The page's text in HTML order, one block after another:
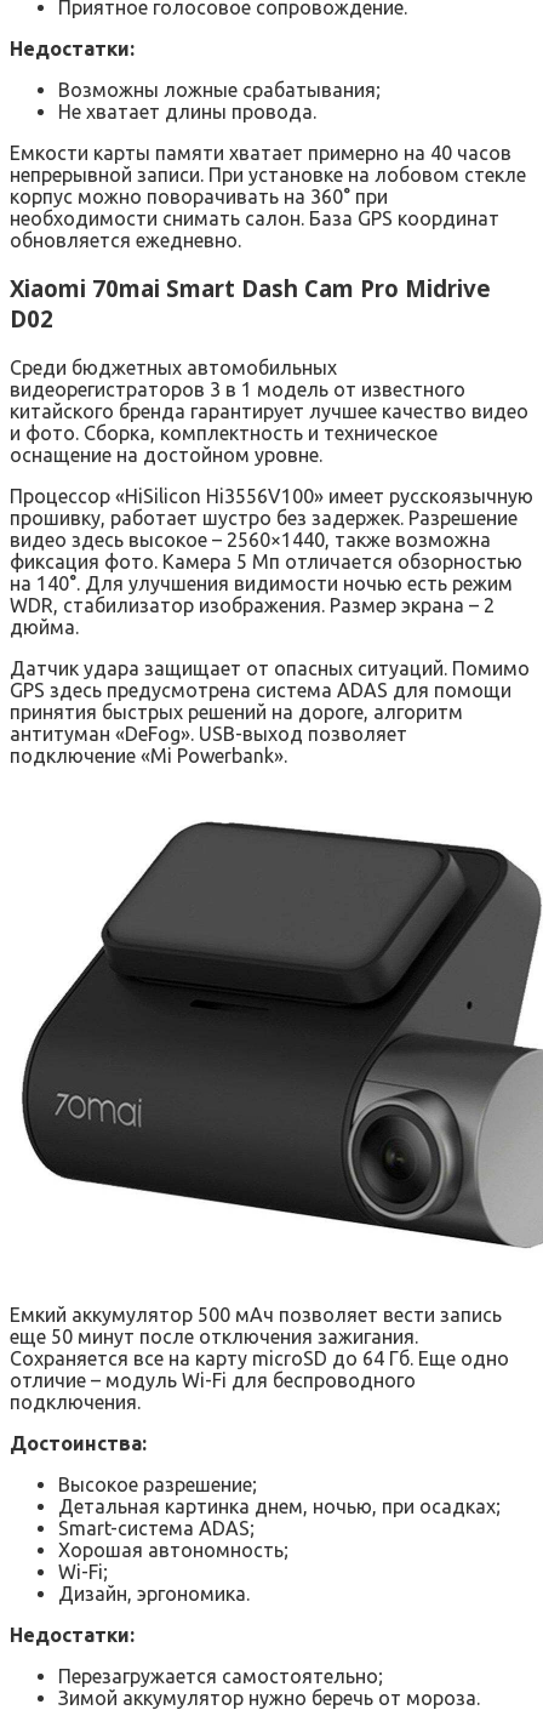
Приятное голосовое сопровождение.
Недостатки:
Возможны ложные срабатывания;
Не хватает длины провода.
Емкости карты памяти хватает примерно на 40 часов
непрерывной записи. При установке на лобовом стекле
корпус можно поворачивать на 360° при
необходимости снимать салон. База GPS координат
обновляется ежедневно.
Xiaomi 70mai Smart Dash Cam Pro Midrive
D02
Среди бюджетных автомобильных
видеорегистраторов 3 в 1 модель от известного
китайского бренда гарантирует лучшее качество видео
и фото. Сборка, комплектность и техническое
оснащение на достойном уровне.
Процессор «HiSilicon Hi3556V100» имеет русскоязычную
прошивку, работает шустро без задержек. Разрешение
видео здесь высокое – 2560×1440, также возможна
фиксация фото. Камера 5 Мп отличается обзорностью
на 140°. Для улучшения видимости ночью есть режим
WDR, стабилизатор изображения. Размер экрана – 2
дюйма.
Датчик удара защищает от опасных ситуаций. Помимо
GPS здесь предусмотрена система ADAS для помощи
принятия быстрых решений на дороге, алгоритм
антитуман «DeFog». USB-выход позволяет
подключение «Mi Powerbank».
Емкий аккумулятор 500 мАч позволяет вести запись
еще 50 минут после отключения зажигания.
Сохраняется все на карту microSD до 64 Гб. Еще одно
отличие – модуль Wi-Fi для беспроводного
подключения.
Достоинства:
Высокое разрешение;
Детальная картинка днем, ночью, при осадках;
Smart-система ADAS;
Хорошая автономность;
Wi-Fi;
Дизайн, эргономика.
Недостатки:
Перезагружается самостоятельно;
Зимой аккумулятор нужно беречь от мороза.